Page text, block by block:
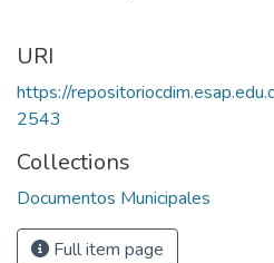
URI
https://
2543
Collections
Documentos Municipales
Full item page